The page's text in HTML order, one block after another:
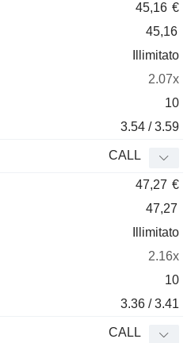
45,16 €
45,16
Illimitato
2.07x
10
3.54 / 3.59
CALL
47,27 €
47,27
Illimitato
2.16x
10
3.36 / 3.41
CALL